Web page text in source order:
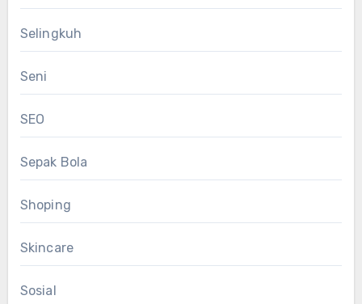
Selingkuh
Seni
SEO
Sepak Bola
Shoping
Skincare
Sosial